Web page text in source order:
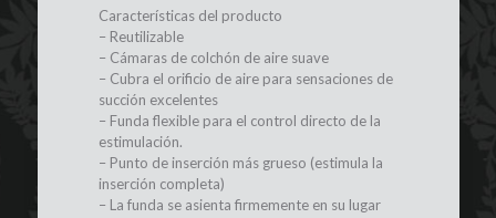
Características del producto
– Reutilizable
– Cámaras de colchón de aire suave
– Cubra el orificio de aire para sensaciones de
succión excelentes
– Funda flexible para el control directo de la
estimulación.
– Punto de inserción más grueso (estimula la
inserción completa)
– La funda se asienta firmemente en su lugar